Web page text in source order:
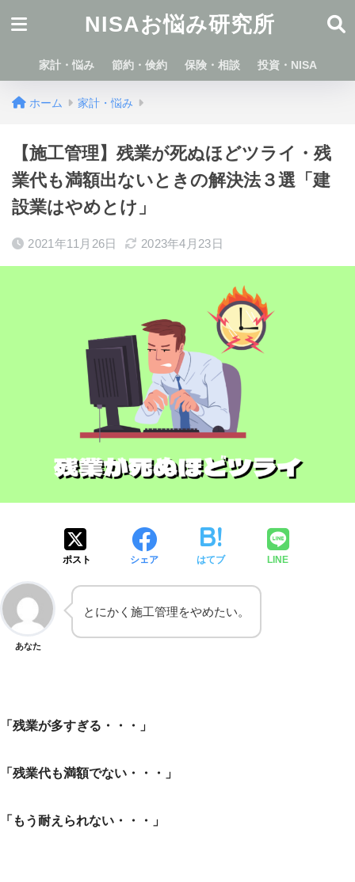
NISAお悩み研究所
家計・悩み 節約・倹約 保険・相談 投資・NISA
ホーム 家計・悩み
【施工管理】残業が死ぬほどツライ・残
業代も満額出ないときの解決法３選「建
設業はやめとけ」
2021年11月26日 2023年4月23日
ポスト シェア はてブ LINE
あなた
とにかく施工管理をやめたい。
「残業が多すぎる・・・」
「残業代も満額でない・・・」
「もう耐えられない・・・」